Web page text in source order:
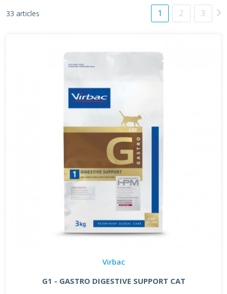
33 articles 1 2 3
Virbac
G1 - GASTRO DIGESTIVE SUPPORT CAT